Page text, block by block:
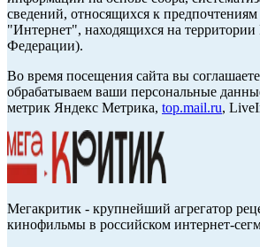
сведений, относящихся к предпочтениям
"Интернет", находящихся на территории
Федерации).
Во время посещения сайта вы
обрабатываем ваши персональные
метрик Яндекс Метрика, top.mail.ru,
Мегакритик - крупнейший агрегатор
кинофильмы в российском интернет-